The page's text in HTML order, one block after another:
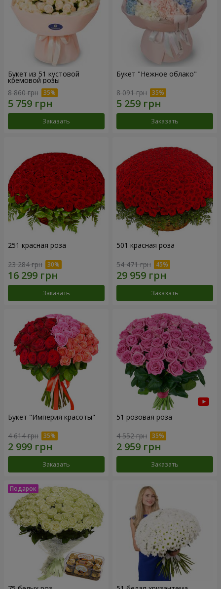
Букет из 51 кустовой
кремовой розы
8 860 грн
Заказать
Букет "Нежное облако"
8 091 грн
Заказать
251 красная роза
23 284 грн
Заказать
501 красная роза
54 471 грн
Заказать
Букет "Империя красоты"
4 614 грн
Заказать
51 розовая роза
4 552 грн
Заказать